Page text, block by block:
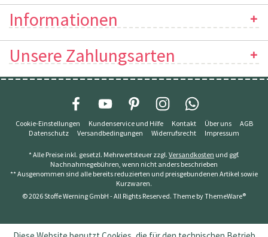
Informationen
Unsere Zahlungsarten
Cookie-Einstellungen Kundenservice und Hilfe Kontakt Über uns
AGB
Datenschutz
Versandbedingungen Widerrufsrecht Impressum
* Alle Preise inkl. gesetzl. Mehrwertsteuer zzgl. Versandkosten und ggf.
Nachnahmegebühren, wenn nicht anders beschrieben
** Ausgenommen sind alle bereits reduzierten und preisgebundenen Artikel sowie
Kurzwaren.
© 2026 Stoffe Werning GmbH - All Rights Reserved. Theme byThemeWare®